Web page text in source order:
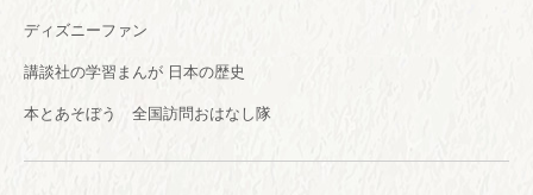
ディズニーファン
講談社の学習まんが 日本の歴史
本とあそぼう 全国訪問おはなし隊